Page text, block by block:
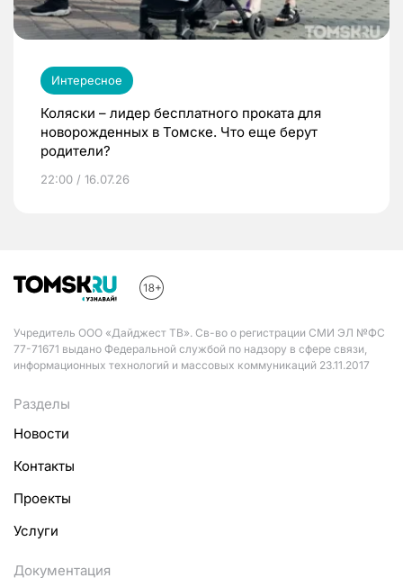
Интересное
Коляски – лидер бесплатного проката для
новорожденных в Томске. Что еще берут
родители?
22:00 / 16.07.26
Учредитель ООО «Дайджест ТВ». Св-во о регистрации СМИ ЭЛ №ФС
77-71671 выдано Федеральной службой по надзору в сфере связи,
информационных технологий и массовых коммуникаций 23.11.2017
Разделы
Новости
Контакты
Проекты
Услуги
Документация